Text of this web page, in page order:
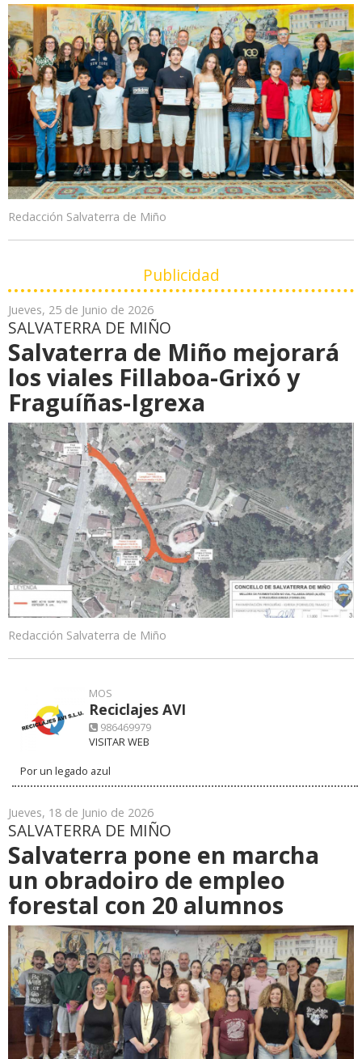
Redacción Salvaterra de Miño
Publicidad
Jueves, 25 de Junio de 2026
SALVATERRA DE MIÑO
Salvaterra de Miño mejorará
los viales Fillaboa-Grixó y
Fraguíñas-Igrexa
Redacción Salvaterra de Miño
MOS
Reciclajes AVI
986469979
VISITAR WEB
Por un legado azul
Jueves, 18 de Junio de 2026
SALVATERRA DE MIÑO
Salvaterra pone en marcha
un obradoiro de empleo
forestal con 20 alumnos